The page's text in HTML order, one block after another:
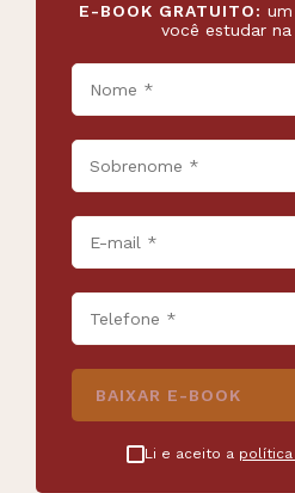
E-BOOK GRATUITO:
você estudar na
BAIXAR E-BOOK
Li e aceito a política